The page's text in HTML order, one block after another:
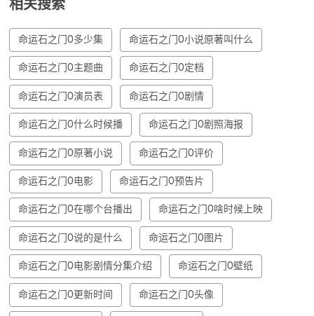
相关搜索
命运石之门0多少集 命运石之门0小说原著叫什么
命运石之门0主题曲 命运石之门0定档
命运石之门0演员表 命运石之门0剧情
命运石之门0什么时候播 命运石之门0剧照海报
命运石之门0原著小说 命运石之门0评价
命运石之门0电影 命运石之门0预告片
命运石之门0在哪个台播出 命运石之门0啥时候上映
命运石之门0说的是什么 命运石之门0图片
命运石之门0电影剧情分集介绍 命运石之门0壁纸
命运石之门0更新时间 命运石之门0头像